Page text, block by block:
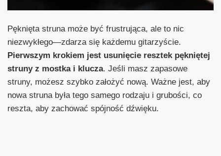
Pęknięta struna może być frustrująca, ale to nic
niezwykłego—zdarza się każdemu gitarzyście.
Pierwszym krokiem jest usunięcie resztek pękniętej
struny z mostka i klucza. Jeśli masz zapasowe
struny, możesz szybko założyć nową. Ważne jest, aby
nowa struna była tego samego rodzaju i grubości, co
reszta, aby zachować spójność dźwięku.